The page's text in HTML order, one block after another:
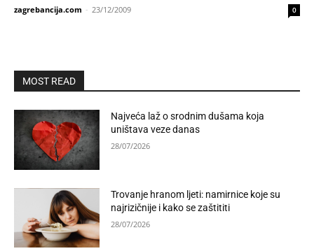
zagrebancija.com - 23/12/2009 0
MOST READ
Najveća laž o srodnim dušama koja
uništava veze danas
28/07/2026
Trovanje hranom ljeti: namirnice koje su
najrizičnije i kako se zaštititi
28/07/2026